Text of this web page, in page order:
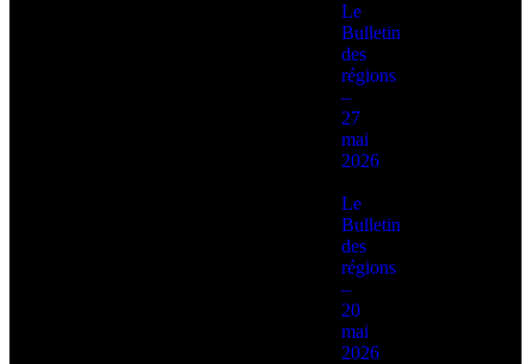
Le
Bulletin
des
régions
–
27
mai
2026
Le
Bulletin
des
régions
–
20
mai
2026